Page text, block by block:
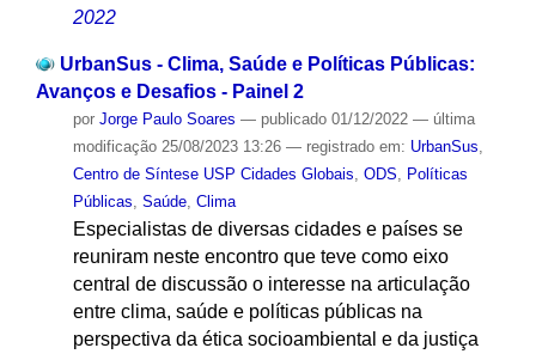
2022
UrbanSus - Clima, Saúde e Políticas Públicas:
Avanços e Desafios - Painel 2
por Jorge Paulo Soares — publicado01/12/2022 — última
modificação25/08/2023 13:26 — registrado em: UrbanSus
Centro de Síntese USP Cidades Globais ODS
Políticas
Públicas Saúde, Clima
Especialistas de diversas cidades e países se
reuniram neste encontro que teve como eixo
central de discussão o interesse na articulação
entre clima, saúde e políticas públicas na
perspectiva da ética socioambiental e da justiça